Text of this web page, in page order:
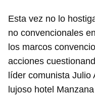
Esta vez no lo
no convencionales
los marcos
acciones
líder comunista Julio
lujoso hotel